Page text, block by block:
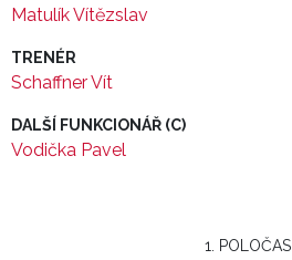
Matulík Vítězslav
TRENÉR
Schaffner Vít
DALŠÍ FUNKCIONÁŘ (C)
Vodička Pavel
1. POLOČAS